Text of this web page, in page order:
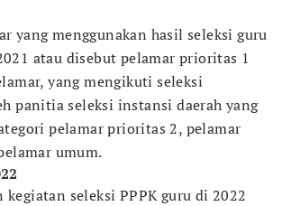
yang menggunakan hasil seleksi guru
atau disebut pelamar prioritas 1
yang mengikuti seleksi
panitia seleksi instansi daerah yang
pelamar prioritas 2, pelamar
umum.
kegiatan seleksi PPPK guru di 2022